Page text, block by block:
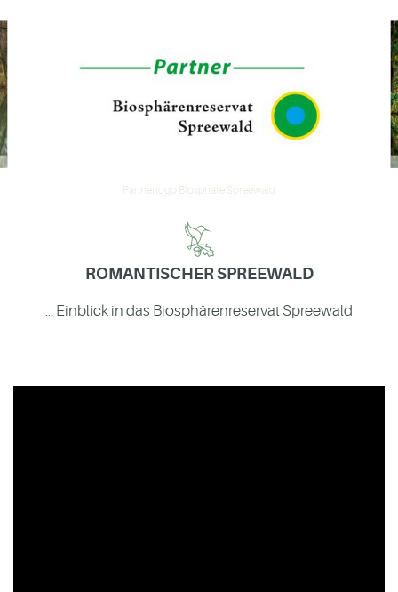
Partnerlogo Biosphäre Spreewald
ROMANTISCHER SPREEWALD
... Einblick in das Biosphärenreservat Spreewald